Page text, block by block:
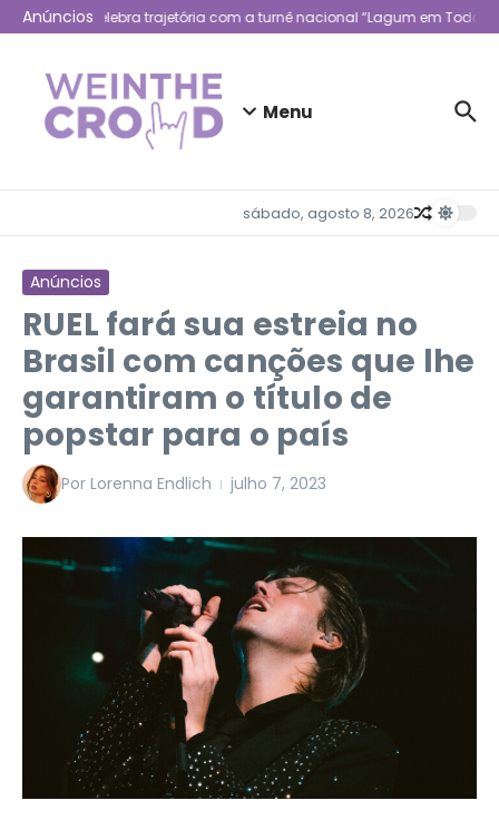
Ir para o conteúdo
Anúncios
Lagum celebra trajetória com a turnê nacional “Lagum em Todo
Menu
sábado, agosto 8, 2026
Anúncios
RUEL fará sua estreia no
Brasil com canções que lhe
garantiram o título de
popstar para o país
Por Lorenna Endlich julho 7, 2023